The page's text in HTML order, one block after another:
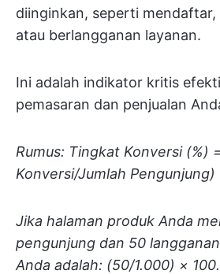
diinginkan, seperti
atau berlangganan layanan.
Ini adalah indikator kritis
pemasaran dan penjualan
Rumus: Tingkat Konversi (%)
Konversi/Jumlah Pengunjung)
Jika halaman produk Anda
pengunjung dan 50
Anda adalah: (50/1.000) ×